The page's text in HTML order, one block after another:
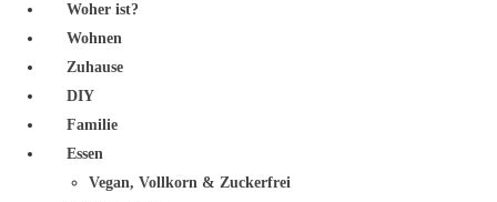
Woher ist?
Wohnen
Zuhause
DIY
Familie
Essen
Vegan, Vollkorn & Zuckerfrei